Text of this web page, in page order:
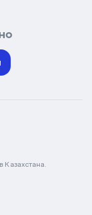
Казахстана.